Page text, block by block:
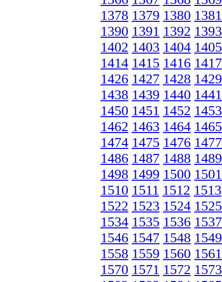
1378 1379 1380 1381
1390 1391 1392 1393
1402 1403 1404 1405
1414 1415 1416 1417
1426 1427 1428 1429
1438 1439 1440 1441
1450 1451 1452 1453
1462 1463 1464 1465
1474 1475 1476 1477
1486 1487 1488 1489
1498 1499 1500 1501
1510 1511 1512 1513
1522 1523 1524 1525
1534 1535 1536 1537
1546 1547 1548 1549
1558 1559 1560 1561
1570 1571 1572 1573